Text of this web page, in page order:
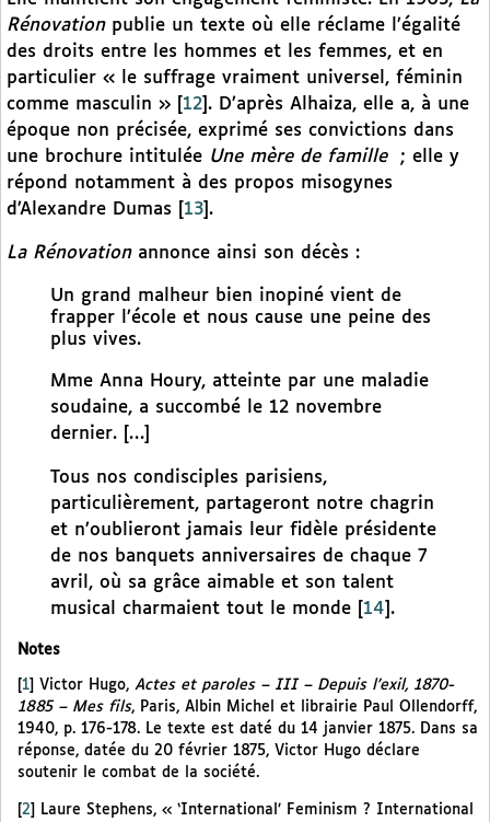
Rénovation publie un texte où elle réclame l’égalité
des droits entre les hommes et les femmes, et en
particulier « le suffrage vraiment universel, féminin
comme masculin »
12 . D’après Alhaiza, elle a, à une
époque non précisée, exprimé ses convictions dans
une brochure intitulée Une mère de famille
; elle y
répond notamment à des propos misogynes
d’Alexandre Dumas
13 .
La Rénovation annonce ainsi son décès :
Un grand malheur bien inopiné vient de
frapper l’école et nous cause une peine des
plus vives.
Mme Anna Houry, atteinte par une maladie
soudaine, a succombé le 12 novembre
dernier. […]
Tous nos condisciples parisiens,
particulièrement, partageront notre chagrin
et n’oublieront jamais leur fidèle présidente
de nos banquets anniversaires de chaque 7
avril, où sa grâce aimable et son talent
musical charmaient tout le monde
14 .
Notes
1 Victor Hugo, Actes et paroles – III – Depuis l’exil, 1870-
1885 – Mes fils, Paris, Albin Michel et librairie Paul Ollendorff,
1940, p. 176-178. Le texte est daté du 14 janvier 1875. Dans sa
réponse, datée du 20 février 1875, Victor Hugo déclare
soutenir le combat de la société.
[2]
Laure Stephens, « ‘International’ Feminism ? International